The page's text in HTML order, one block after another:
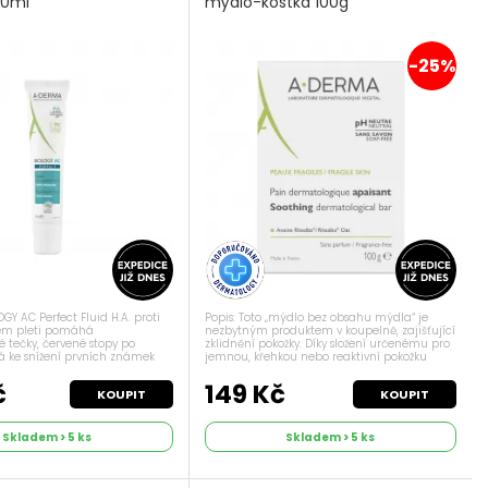
AC Perfect Fluid H.A. proti
pleti pomáhá
tečky, červené stopy po
ke snížení prvních známek
k obnově kožního
se sklonem k akné. Působí
KOUPIT
Skladem > 5 ks
-25%
Popis: Toto „mýdlo bez obsahu mýdla“ je
nezbytným produktem v koupelně, zajišťující
zklidnění pokožky. Díky složení určenému pro
jemnou, křehkou nebo reaktivní pokožku
účinně čistí a zároveň zůstává šetrná k
hydrolipidickému filmu a pH pokožky....
149 Kč KOUPIT
Skladem > 5 ks